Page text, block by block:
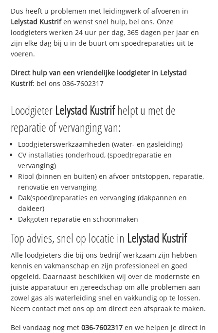
Dus heeft u problemen met leidingwerk of afvoeren in
Lelystad Kustrifen wenst snel hulp, bel ons. Onze
loodgieters werken 24 uur per dag, 365 dagen per jaar en
zijn elke dag bij u in de buurt om spoedreparaties uit te
voeren.
Direct hulp van een vriendelijke loodgieter in Lelystad
Kustrif: bel ons 036-7602317
Loodgieter Lelystad Kustrifhelpt u met de
reparatie of vervanging van:
Loodgieterswerkzaamheden (water- en gasleiding)
CV installaties (onderhoud, (spoed)reparatie en
vervanging)
Riool (binnen en buiten) en afvoer ontstoppen, reparatie,
renovatie en vervanging
Dak(spoed)reparaties en vervanging (dakpannen en
dakleer)
Dakgoten reparatie en schoonmaken
Top advies, snel op locatie in Lelystad Kustrif
Alle loodgieters die bij ons bedrijf werkzaam zijn hebben
kennis en vakmanschap en zijn professioneel en goed
opgeleid. Daarnaast beschikken wij over de modernste en
juiste apparatuur en gereedschap om alle problemen aan
zowel gas als waterleiding snel en vakkundig op te lossen.
Neem contact met ons op om direct een afspraak te maken.
Bel vandaag nog met036-7602317 en we helpen je direct in